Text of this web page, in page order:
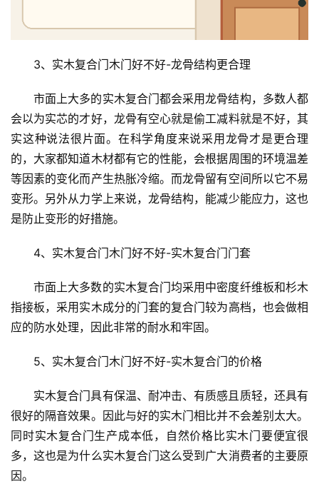
首
页
卧
生
间
门
3、实木复合门木门好不好-龙骨结构更合理
市面上大多的实木复合门都会采用龙骨结构，多数人都
会以为实芯的才好，龙骨有空心就是偷工减料就是不好，其
实这种说法很片面。在科学角度来说采用龙骨才是更合理
的，大家都知道木材都有它的性能，会根据周围的环境温差
等因素的变化而产生热胀冷缩。而龙骨留有空间所以它不易
变形。另外从力学上来说，龙骨结构，能减少能应力，这也
是防止变形的好措施。
4、实木复合门木门好不好-实木复合门门套
市面上大多数的实木复合门均采用中密度纤维板和杉木
指接板，采用实木成分的门套的复合门较为高档，也会做相
应的防水处理，因此非常的耐水和牢固。
5、实木复合门木门好不好-实木复合门的价格
实木复合门具有保温、耐冲击、有质感且质轻，还具有
很好的隔音效果。因此与好的实木门相比并不会差别太大。
同时实木复合门生产成本低，自然价格比实木门要便宜很
多，这也是为什么实木复合门这么受到广大消费者的主要原
因。